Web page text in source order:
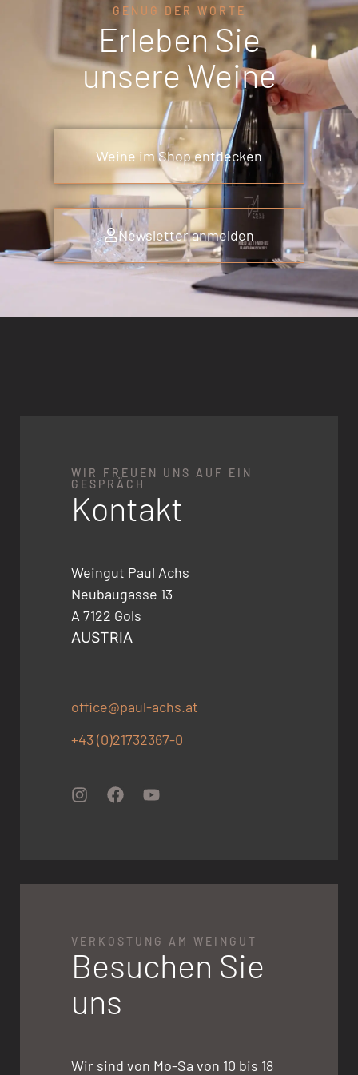
GENUG DER WORTE
Erleben Sie
unsere Weine
Weine im Shop entdecken
Newsletter anmelden
WIR FREUEN UNS AUF EIN
GESPRÄCH
Kontakt
Weingut Paul Achs
Neubaugasse 13
A 7122 Gols
AUSTRIA
office@paul-achs.at
+43 (0)21732367-0
VERKOSTUNG AM WEINGUT
Besuchen Sie
uns
Wir sind von Mo-Sa von 10 bis 18